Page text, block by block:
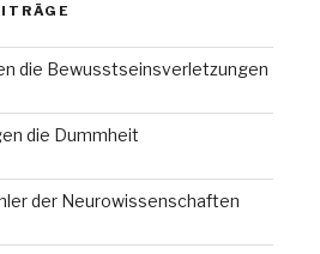
die Bewusstseinsverletzungen
die Dummheit
der Neurowissenschaften